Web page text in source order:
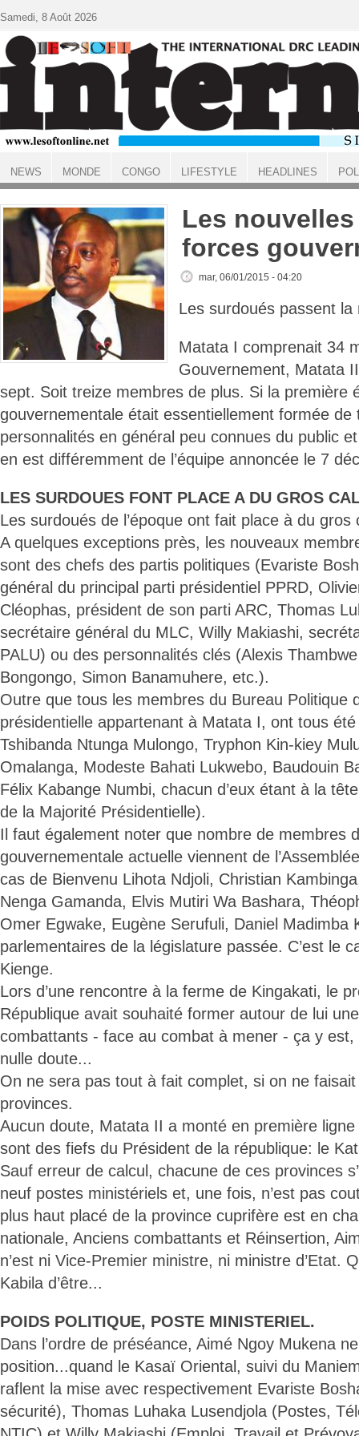
ACCUEIL
Les
forces
mar, 06/01/2015 - 04:20
Les surdoués passent
Matata I comprenait 34
Gouvernement, Matata
sept. Soit treize membres de plus. Si la première
gouvernementale était essentiellement formée de
personnalités en général peu connues du public
en est différemment de l’équipe annoncée le 7
LES SURDOUES FONT PLACE A DU GROS
Les surdoués de l’époque ont fait place à du gros
A quelques exceptions près, les nouveaux
sont des chefs des partis politiques (Evariste
général du principal parti présidentiel PPRD,
Cléophas, président de son parti ARC, Thomas
secrétaire général du MLC, Willy Makiashi,
PALU) ou des personnalités clés (Alexis
Bongongo, Simon Banamuhere, etc.).
Outre que tous les membres du Bureau Politique
présidentielle appartenant à Matata I, ont tous
Tshibanda Ntunga Mulongo, Tryphon Kin-kiey
Omalanga, Modeste Bahati Lukwebo, Baudouin
Félix Kabange Numbi, chacun d’eux étant à la
de la Majorité Présidentielle).
Il faut également noter que nombre de membres
gouvernementale actuelle viennent de
cas de Bienvenu Lihota Ndjoli, Christian
Nenga Gamanda, Elvis Mutiri Wa Bashara,
Omer Egwake, Eugène Serufuli, Daniel Madimba
parlementaires de la législature passée. C’est le
Kienge.
Lors d’une rencontre à la ferme de Kingakati, le
République avait souhaité former autour de lui
combattants - face au combat à mener - ça y est,
nulle doute...
On ne sera pas tout à fait complet, si on ne
provinces.
Aucun doute, Matata II a monté en première
sont des fiefs du Président de la république: le
Sauf erreur de calcul, chacune de ces provinces
neuf postes ministériels et, une fois, n’est pas
plus haut placé de la province cuprifère est en
nationale, Anciens combattants et Réinsertion,
n’est ni Vice-Premier ministre, ni ministre d’Etat.
Kabila d’être...
POIDS POLITIQUE, POSTE MINISTERIEL.
Dans l’ordre de préséance, Aimé Ngoy Mukena
position...quand le Kasaï Oriental, suivi du
raflent la mise avec respectivement Evariste
sécurité), Thomas Luhaka Lusendjola (Postes,
Samedi, 8 Août 2026
NEWS MONDE CONGO LIFESTYLE HEADLINES